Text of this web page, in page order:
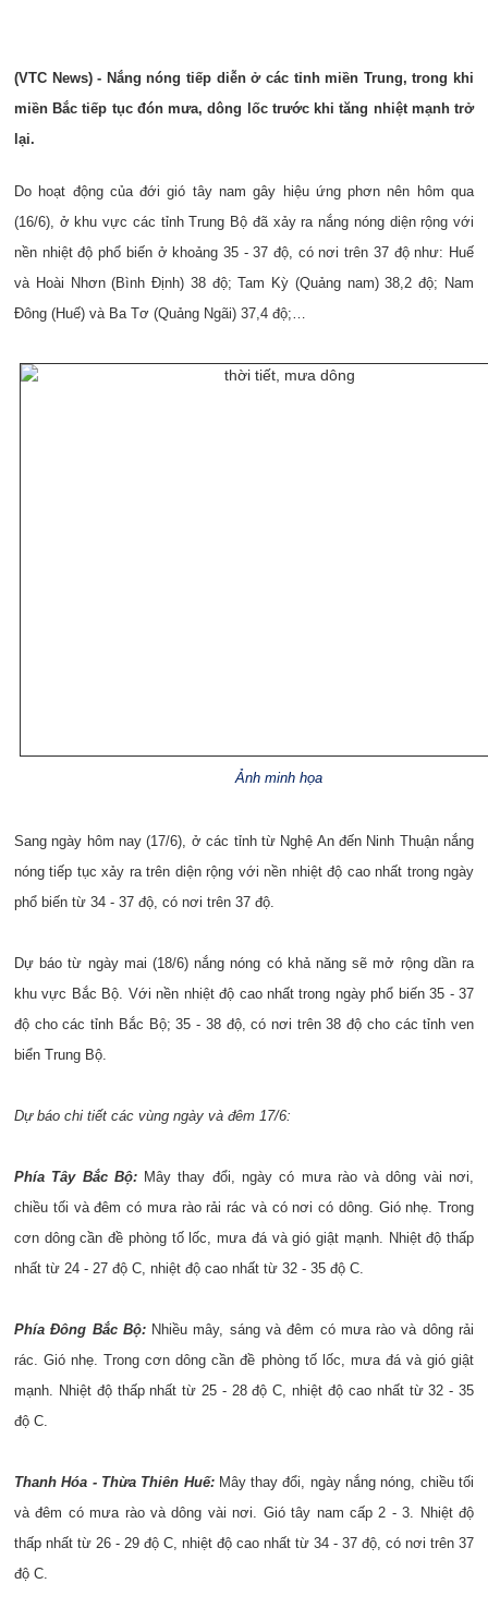
(VTC News) - Nắng nóng tiếp diễn ở các tỉnh miền Trung, trong khi
miền Bắc tiếp tục đón mưa, dông lốc trước khi tăng nhiệt mạnh trở
lại.
Do hoạt động của đới gió tây nam gây hiệu ứng phơn nên hôm qua
(16/6), ở khu vực các tỉnh Trung Bộ đã xảy ra nắng nóng diện rộng với
nền nhiệt độ phổ biến ở khoảng 35 - 37 độ, có nơi trên 37 độ như: Huế
và Hoài Nhơn (Bình Định) 38 độ; Tam Kỳ (Quảng nam) 38,2 độ; Nam
Đông (Huế) và Ba Tơ (Quảng Ngãi) 37,4 độ;…
Ảnh minh họa
Sang ngày hôm nay (17/6), ở các tỉnh từ Nghệ An đến Ninh Thuận nắng
nóng tiếp tục xảy ra trên diện rộng với nền nhiệt độ cao nhất trong ngày
phổ biến từ 34 - 37 độ, có nơi trên 37 độ.
Dự báo từ ngày mai (18/6) nắng nóng có khả năng sẽ mở rộng dần ra
khu vực Bắc Bộ. Với nền nhiệt độ cao nhất trong ngày phổ biến 35 - 37
độ cho các tỉnh Bắc Bộ; 35 - 38 độ, có nơi trên 38 độ cho các tỉnh ven
biển Trung Bộ.
Dự báo chi tiết các vùng ngày và đêm 17/6:
Phía Tây Bắc Bộ:Mây thay đổi, ngày có mưa rào và dông vài nơi,
chiều tối và đêm có mưa rào rải rác và có nơi có dông. Gió nhẹ. Trong
cơn dông cần đề phòng tố lốc, mưa đá và gió giật mạnh. Nhiệt độ thấp
nhất từ 24 - 27 độ C, nhiệt độ cao nhất từ 32 - 35 độ C.
Phía Đông Bắc Bộ: Nhiều mây, sáng và đêm có mưa rào và dông rải
rác. Gió nhẹ. Trong cơn dông cần đề phòng tố lốc, mưa đá và gió giật
mạnh. Nhiệt độ thấp nhất từ 25 - 28 độ C, nhiệt độ cao nhất từ 32 - 35
độ C.
Thanh Hóa - Thừa Thiên Huế: Mây thay đổi, ngày nắng nóng, chiều tối
và đêm có mưa rào và dông vài nơi. Gió tây nam cấp 2 - 3. Nhiệt độ
thấp nhất từ 26 - 29 độ C, nhiệt độ cao nhất từ 34 - 37 độ, có nơi trên 37
độ C.